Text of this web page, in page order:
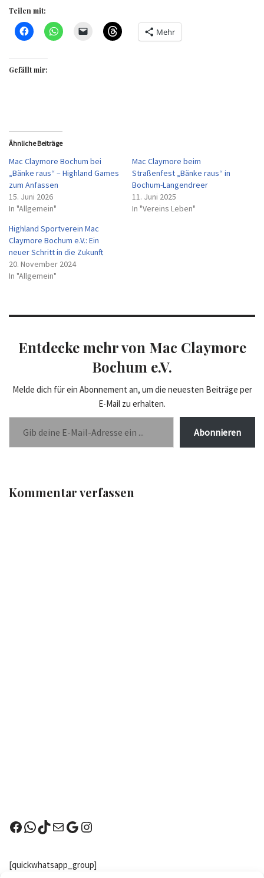
Teilen mit:
Mehr
Gefällt mir:
Ähnliche Beiträge
Mac Claymore Bochum bei
„Bänke raus“ – Highland Games
zum Anfassen
15. Juni 2026
In "Allgemein"
Mac Claymore beim
Straßenfest „Bänke raus“ in
Bochum-Langendreer
11. Juni 2025
In "Vereins Leben"
Highland Sportverein Mac
Claymore Bochum e.V.: Ein
neuer Schritt in die Zukunft
20. November 2024
In "Allgemein"
Entdecke mehr von Mac Claymore
Bochum e.V.
Melde dich für ein Abonnement an, um die neuesten Beiträge per
E-Mail zu erhalten.
Abonnieren
Kommentar verfassen
[quickwhatsapp_group]